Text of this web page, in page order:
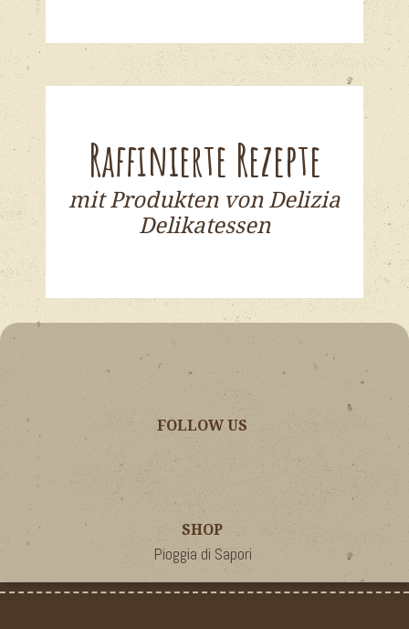
Raffinierte Rezepte
mit Produkten von Delizia
Delikatessen
FOLLOW US
SHOP
Pioggia di Sapori